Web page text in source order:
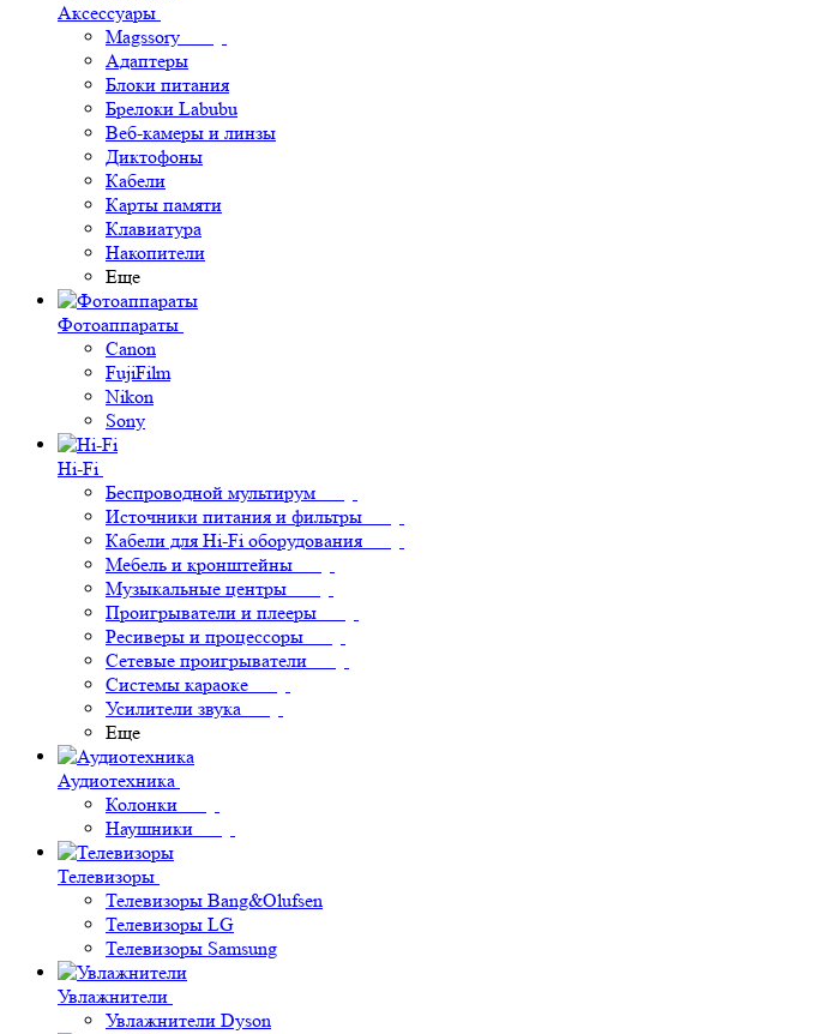
Аксессуары
Magssory
Адаптеры
Блоки питания
Брелоки Labubu
Веб-камеры и линзы
Диктофоны
Кабели
Карты памяти
Клавиатура
Накопители
Еще
Фотоаппараты
Canon
FujiFilm
Nikon
Sony
Hi-Fi
Беспроводной мультирум
Источники питания и фильтры
Кабели для Hi-Fi оборудования
Мебель и кронштейны
Музыкальные центры
Проигрыватели и плееры
Ресиверы и процессоры
Сетевые проигрыватели
Системы караоке
Усилители звука
Еще
Аудиотехника
Колонки
Наушники
Телевизоры
Телевизоры Bang&Olufsen
Телевизоры LG
Телевизоры Samsung
Увлажнители
Увлажнители Dyson